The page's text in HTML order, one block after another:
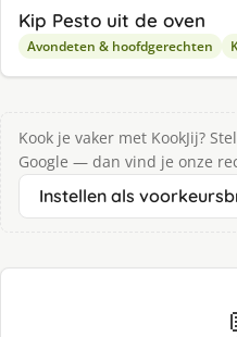
Kip Pesto uit de oven
Avondeten & hoofdgerechten
Kook je vaker met KookJij?
Google — dan vind je onze
Instellen als